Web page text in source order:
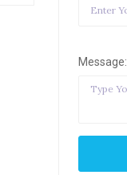
Message: